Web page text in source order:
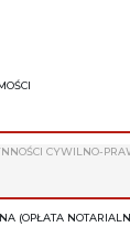
CYWILNO-
(OPŁATA